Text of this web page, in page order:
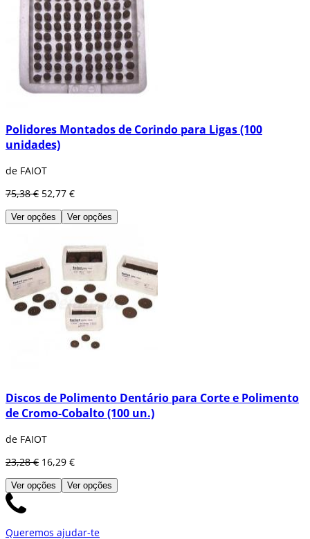
Polidores Montados de Corindo para Ligas (100
unidades)
de FAIOT
75,38 € 52,77 €
Ver opções Ver opções
Discos de Polimento Dentário para Corte e Polimento
de Cromo-Cobalto (100 un.)
de FAIOT
23,28 € 16,29 €
Ver opções Ver opções
Queremos ajudar-te